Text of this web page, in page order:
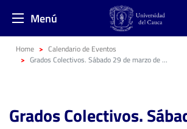
Menú
Home
Calendario de Eventos
Grados Colectivos. Sábado 29 de marzo de 2025
Grados Colectivos.